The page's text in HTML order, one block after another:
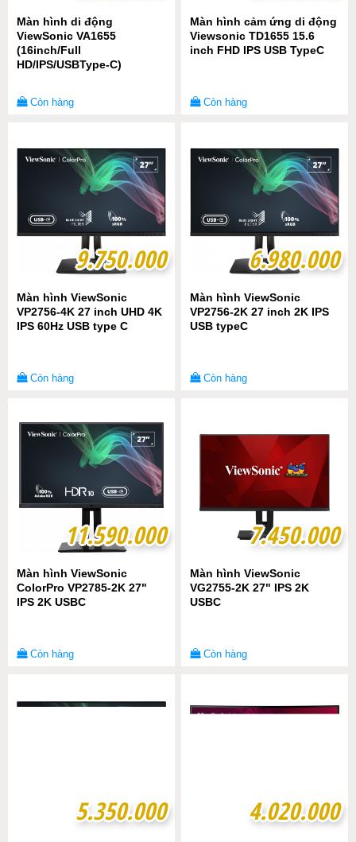
Màn hình di động
ViewSonic VA1655
(16inch/Full
HD/IPS/USBType-C)
Còn hàng
Màn hình cảm ứng di động
Viewsonic TD1655 15.6
inch FHD IPS USB TypeC
Còn hàng
9.750.000
9.750.000
Màn hình ViewSonic
VP2756-4K 27 inch UHD 4K
IPS 60Hz USB type C
Còn hàng
6.980.000
6.980.000
Màn hình ViewSonic
VP2756-2K 27 inch 2K IPS
USB typeC
Còn hàng
11.590.000
11.590.000
Màn hình ViewSonic
ColorPro VP2785-2K 27"
IPS 2K USBC
Còn hàng
7.450.000
7.450.000
Màn hình ViewSonic
VG2755-2K 27" IPS 2K
USBC
Còn hàng
5.350.000
5.350.000 4.020.000
4.020.000